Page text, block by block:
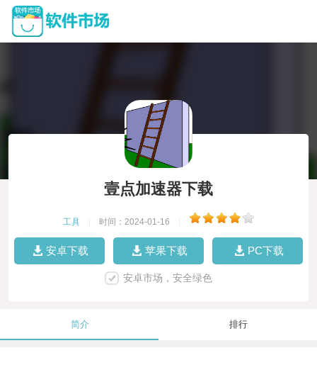
壹点加速器下载
工具 时间：2024-01-16
安卓下载 苹果下载 PC下载
安卓市场，安全绿色
简介 排行